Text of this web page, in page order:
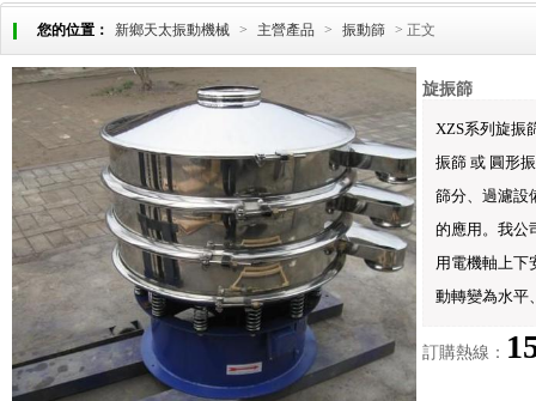
您的位置： 新鄉天太振動機械 > 主營產品 > 振動篩 > 正文
旋振篩
XZS系列旋振
振篩 或 圓形
篩分、過濾設
的應用。我公
用電機軸上下
動轉變為水平
訂購熱線：